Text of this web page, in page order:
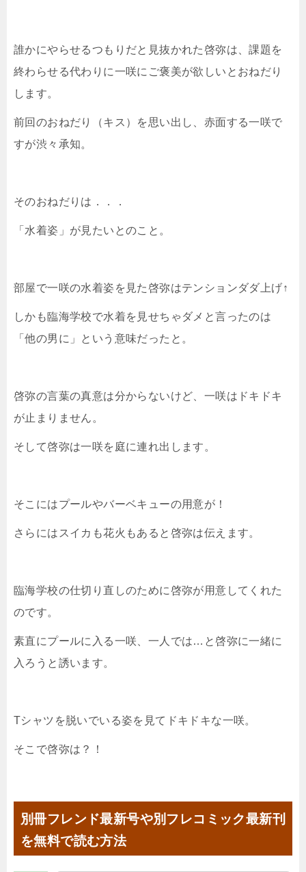
誰かにやらせるつもりだと見抜かれた啓弥は、課題を
終わらせる代わりに一咲にご褒美が欲しいとおねだり
します。
前回のおねだり（キス）を思い出し、赤面する一咲で
すが渋々承知。
そのおねだりは．．．
「水着姿」が見たいとのこと。
部屋で一咲の水着姿を見た啓弥はテンションダダ上げ↑
しかも臨海学校で水着を見せちゃダメと言ったのは
「他の男に」という意味だったと。
啓弥の言葉の真意は分からないけど、一咲はドキドキ
が止まりません。
そして啓弥は一咲を庭に連れ出します。
そこにはプールやバーベキューの用意が！
さらにはスイカも花火もあると啓弥は伝えます。
臨海学校の仕切り直しのために啓弥が用意してくれた
のです。
素直にプールに入る一咲、一人では…と啓弥に一緒に
入ろうと誘います。
Tシャツを脱いでいる姿を見てドキドキな一咲。
そこで啓弥は？！
別冊フレンド最新号や別フレコミック最新刊
を無料で読む方法